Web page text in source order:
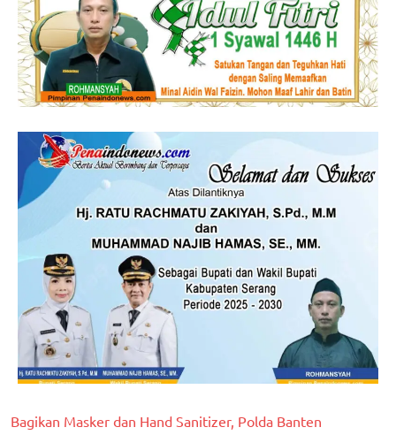
Bagikan Masker dan Hand Sanitizer, Polda Banten